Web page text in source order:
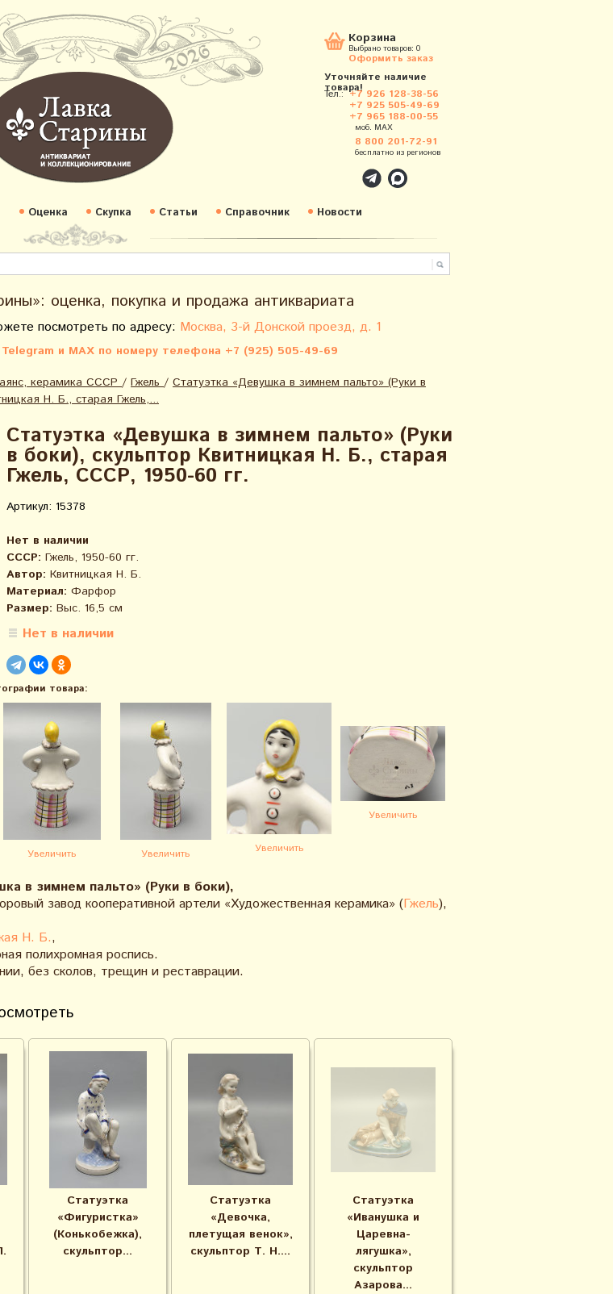
Корзина
Выбрано товаров: 0
Оформить заказ
Уточняйте наличие
товара!
Тел.: +7 926 128-38-56
+7 925 505-49-69
+7 965 188-00-55
моб. MAX
8 800 201-72-91
бесплатно из регионов
Оценка Скупка Статьи Справочник Новости
оценка, покупка и продажа антиквариата
посмотреть по адресу: Москва, 3-й Донской проезд, д. 1
и MAX по номеру телефона +7 (925) 505-49-69
керамика СССР / Гжель / Статуэтка «Девушка в зимнем пальто» (Руки в
Н. Б., старая Гжель,...
Статуэтка «Девушка в зимнем пальто» (Руки
в боки), скульптор Квитницкая Н. Б., старая
Гжель, СССР, 1950-60 гг.
Артикул: 15378
Нет в наличии
СССР: Гжель, 1950-60 гг.
Автор: Квитницкая Н. Б.
Материал: Фарфор
Размер: Выс. 16,5 см
Нет в наличии
товара:
Увеличить Увеличить Увеличить
Увеличить
в зимнем пальто» (Руки в боки),
завод кооперативной артели «Художественная керамика» (Гжель),
Н. Б.,
полихромная роспись.
без сколов, трещин и реставрации.
Статуэтка
«Фигуристка»
(Конькобежка),
скульптор...
Статуэтка
«Девочка,
плетущая венок»,
скульптор Т. Н....
Статуэтка
«Иванушка и
Царевна-
лягушка»,
скульптор
Азарова...